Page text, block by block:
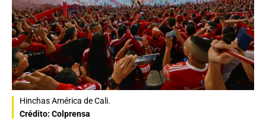
Hinchas América de Cali.
Crédito: Colprensa